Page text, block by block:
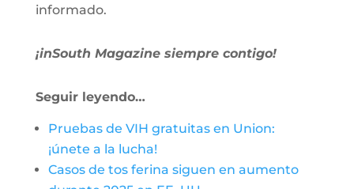
informado.
¡inSouth Magazine siempre contigo!
Seguir leyendo…
Pruebas de VIH gratuitas en Union:
¡únete a la lucha!
Casos de tos ferina siguen en aumento